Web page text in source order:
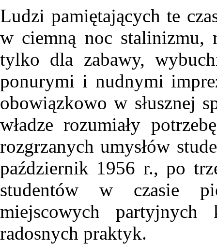
Ludzi pamiętających te
w ciemną noc stalinizmu,
tylko dla zabawy,
ponurymi i nudnymi
obowiązkowo w słusznej
władze rozumiały
rozgrzanych umysłów
październik 1956 r., po
studentów w czasie
miejscowych
radosnych praktyk.